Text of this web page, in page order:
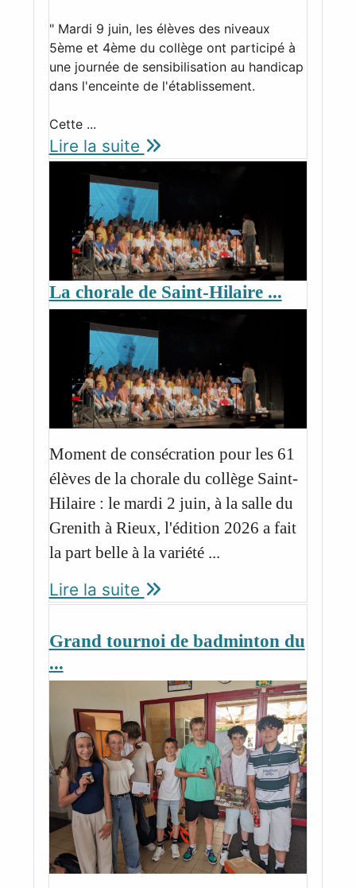
" Mardi 9 juin, les élèves des niveaux
5ème et 4ème du collège ont participé à
une journée de sensibilisation au handicap
dans l'enceinte de l'établissement.
Cette ...
Lire la suite
La chorale de Saint-Hilaire ...
Moment de consécration pour les 61
élèves de la chorale du collège Saint-
Hilaire : le mardi 2 juin, à la salle du
Grenith à Rieux, l'édition 2026 a fait
la part belle à la variété ...
Lire la suite
Grand tournoi de badminton du
...